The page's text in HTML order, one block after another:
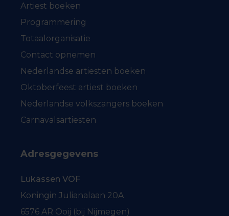
Artiest boeken
Programmering
Totaalorganisatie
Contact opnemen
Nederlandse artiesten boeken
Oktoberfeest artiest boeken
Nederlandse volkszangers boeken
Carnavalsartiesten
Adresgegevens
Lukassen VOF
Koningin Julianalaan 20A
6576 AR Ooij (bij Nijmegen)